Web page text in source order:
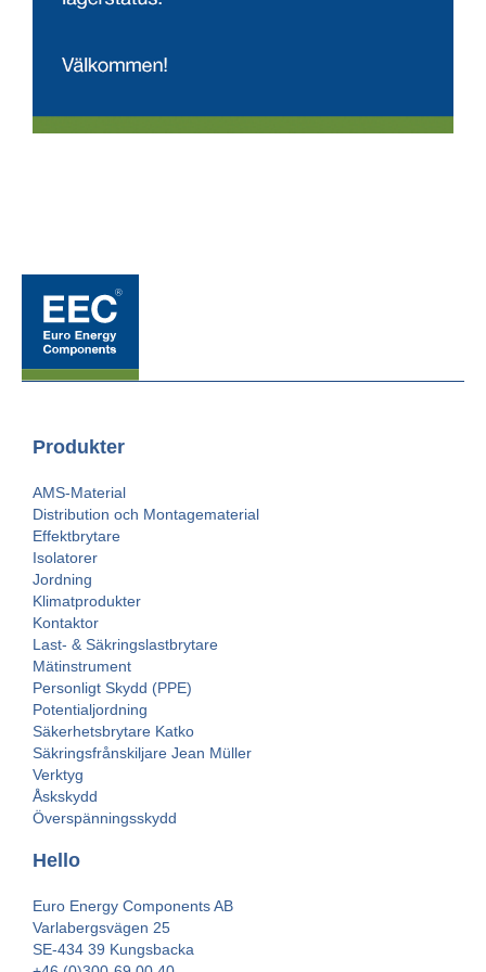
Produkter
AMS-Material
Distribution och Montagematerial
Effektbrytare
Isolatorer
Jordning
Klimatprodukter
Kontaktor
Last- & Säkringslastbrytare
Mätinstrument
Personligt Skydd (PPE)
Potentialjordning
Säkerhetsbrytare Katko
Säkringsfrånskiljare Jean Müller
Verktyg
Åskskydd
Överspänningsskydd
Hello
Euro Energy Components AB
Varlabergsvägen 25
SE-434 39 Kungsbacka